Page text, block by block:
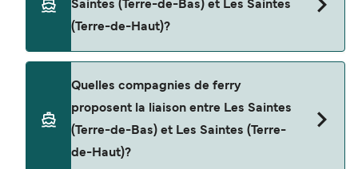
minutes. La durée des traversées peut varier
d'une saison à l'autre. Nous vous conseillons donc
de vérifier ce qu'il en est, pour le départ de votre
Saintes (Terre-de-Bas) et Les Saintes
(Terre-de-Haut)?
varier selon la saison. Le prix moyen de Les
Saintes (Terre-de-Bas) à Les Saintes (Terre-de-
Haut) est de $29. Prix hors frais de réservation.
Quelles compagnies de ferry
proposent la liaison entre Les Saintes
(Terre-de-Bas) et Les Saintes (Terre-
de-Haut)?